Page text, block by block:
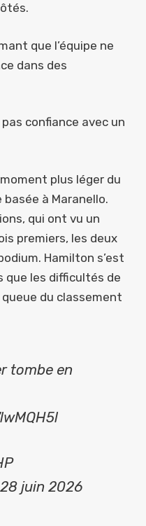
que l’équipe ne
dans des
confiance avec un
plus léger du
basée à Maranello.
qui ont vu un
premiers, les deux
Hamilton s’est
que les difficultés de
du classement
tombe en
juin 2026